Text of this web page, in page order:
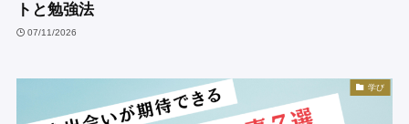
トと勉強法
07/11/2026
学び